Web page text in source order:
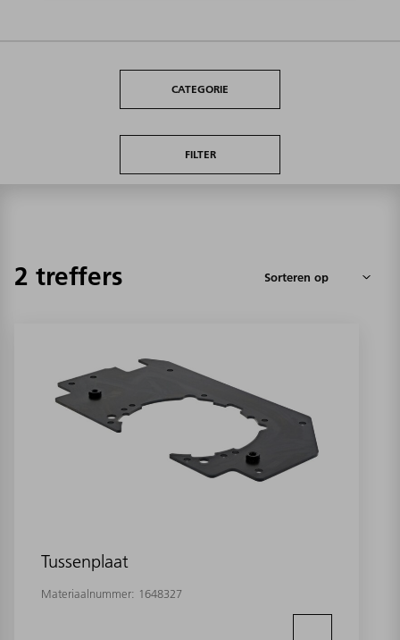
CATEGORIE
FILTER
2 treffers
Tussenplaat
Materiaalnummer: 1648327